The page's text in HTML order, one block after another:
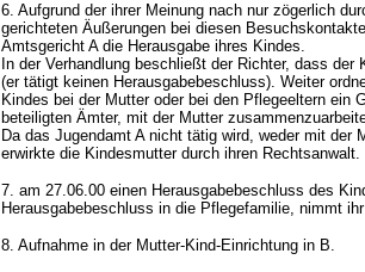
6. Aufgrund der ihrer Meinung nach nur zögerlich
gerichteten Äußerungen bei diesen
Amtsgericht A die Herausgabe ihres Kindes.
In der Verhandlung beschließt der Richter, dass
(er tätigt keinen Herausgabebeschluss). Weiter
Kindes bei der Mutter oder bei den Pflegeeltern ein
beteiligten Ämter, mit der Mutter
Da das Jugendamt A nicht tätig wird, weder mit
erwirkte die Kindesmutter durch ihren Rechtsanwalt.
7. am 27.06.00 einen Herausgabebeschluss des
Herausgabebeschluss in die Pflegefamilie, nimmt
8. Aufnahme in der Mutter-Kind-Einrichtung in B.